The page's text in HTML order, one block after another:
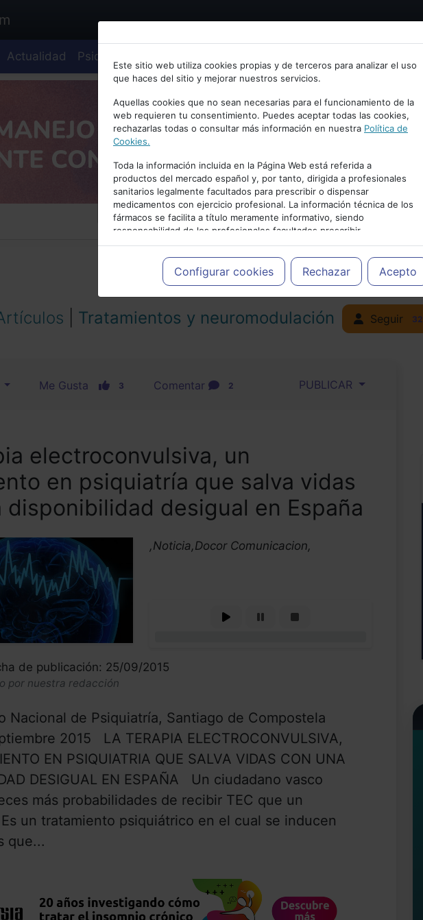
Bienvenid@ a psiquiatria.com
Escribe tu Email
Accede o regístrate con tu email.
Cancelar
Actualidad Psiquiatría
Este sitio web utiliza cookies propias y de terceros para analizar el uso
que haces del sitio y mejorar nuestros servicios.
Aquellas cookies que no sean necesarias para el funcionamiento de la
web requieren tu consentimiento. Puedes aceptar todas las cookies,
rechazarlas todas o consultar más información en nuestra Política de
Cookies.
Toda la información incluida en la Página Web está referida a
productos del mercado español y, por tanto, dirigida a profesionales
sanitarios legalmente facultados para prescribir o dispensar
medicamentos con ejercicio profesional. La información técnica de los
fármacos se facilita a título meramente informativo, siendo
responsabilidad de los profesionales facultados prescribir
medicamentos y decidir, en cada caso concreto, el tratamiento más
adecuado a las necesidades del paciente.
Configurar cookies Rechazar Acepto
PUBLICIDAD
Tratamientos y neuromodulación Seguir 32
Me Gusta 3 Comentar 2 PUBLICAR
electroconvulsiva, un
en psiquiatría que salva vidas
disponibilidad desigual en España
,Noticia,Docor Comunicacion,
de publicación: 25/09/2015
por nuestra redacción
Nacional de Psiquiatría, Santiago de Compostela
2015 LA TERAPIA ELECTROCONVULSIVA,
EN PSIQUIATRIA QUE SALVA VIDAS CON UNA
DESIGUAL EN ESPAÑA Un ciudadano vasco
más probabilidades de recibir TEC que un
un tratamiento psiquiátrico en el cual se inducen
que...